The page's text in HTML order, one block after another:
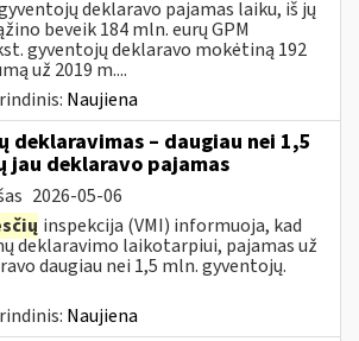
deklaravo pajamas laiku, iš jų
beveik 184 mln. eurų GPM
gyventojų deklaravo mokėtiną 192
už 2019 m....
Naujiena
deklaravimas – daugiau nei 1,5
jau deklaravo pajamas
2026-05-06
inspekcija (VMI) informuoja, kad
deklaravimo laikotarpiui, pajamas už
daugiau nei 1,5 mln. gyventojų.
Naujiena